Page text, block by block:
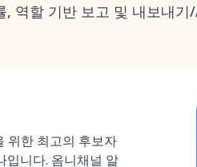
역할 기반 보고 및 내보내기
위한 최고의 후보자
입니다. 옴니채널 알